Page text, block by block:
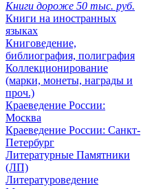
Книги дороже 50 тыс. руб.
Книги на иностранных
языках
Книговедение,
библиография, полиграфия
Коллекционирование
(марки, монеты, награды и
проч.)
Краеведение России:
Москва
Краеведение России: Санкт-
Петербург
Литературные Памятники
(ЛП)
Литературоведение